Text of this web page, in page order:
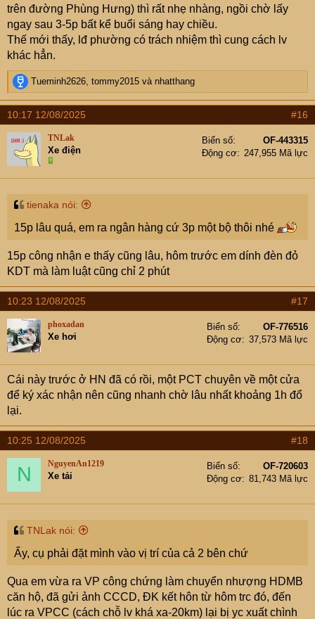
trên đường Phùng Hưng) thì rất nhẹ nhàng, ngồi chờ lấy
ngay sau 3-5p bất kể buổi sáng hay chiều.
Thế mới thấy, lđ phường có trách nhiệm thì cung cách lv
khác hẳn.
R
e
a
t
i
o
n
s
Tueminh2626 tommy2015 và nhatthang
10:17 12/08/2025 #16
TNLak
Xe điện
Biển số
OF-443315
Động cơ
247,955 Mã lực
tienaka nói:
15p lâu quá, em ra ngân hàng cứ 3p một bộ thôi nhé
15p công nhận e thấy cũng lâu, hôm trước em dính đèn đỏ
KDT mà làm luật cũng chỉ 2 phút
10:23 12/08/2025 #17
phoxadan
Xe hơi
Biển số
OF-776516
Động cơ
37,573 Mã lực
Cái này trước ở HN đã có rồi, một PCT chuyên về một cửa
để ký xác nhận nên cũng nhanh chờ lâu nhất khoảng 1h đổ
lại.
10:25 12/08/2025 #18
N NguyenAn1219
Xe tải
Biển số
OF-720603
Động cơ
81,743 Mã lực
TNLak nói:
Ấy, cụ phải đặt mình vào vị trí của cả 2 bên chứ
Qua em vừa ra VP công chứng làm chuyển nhượng HDMB
căn hộ, đã gửi ảnh CCCD, ĐK kết hôn từ hôm trc đó, đến
lúc ra VPCC (cách chỗ lv khá xa-20km) lại bị yc xuất chình